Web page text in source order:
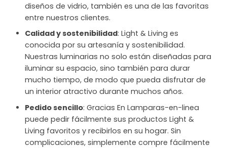
diseños de vidrio, también es una de las favoritas
entre nuestros clientes.
Calidad y sostenibilidad: Light & Living es
conocida por su artesanía y sostenibilidad.
Nuestras luminarias no solo están diseñadas para
iluminar su espacio, sino también para durar
mucho tiempo, de modo que pueda disfrutar de
un interior atractivo durante muchos años.
Pedido sencillo: Gracias En Lamparas-en-linea
puede pedir fácilmente sus productos Light &
Living favoritos y recibirlos en su hogar. Sin
complicaciones, simplemente compre fácilmente